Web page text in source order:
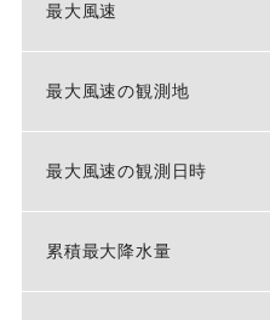
最大風速
最大風速の観測地
最大風速の観測日時
累積最大降水量